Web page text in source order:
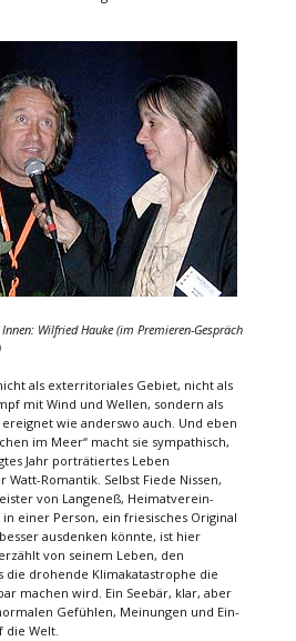
Wilfried Hauke (im Premieren-Gespräch
als exterritoriales Gebiet, nicht als
mit Wind und Wellen, sondern als
wie anderswo auch. Und eben
im Meer“ macht sie sympathisch,
Jahr porträtiertes Leben
Romantik. Selbst Fiede Nissen,
von Langeneß, Heimatverein-
einer Person, ein friesisches Original
ausdenken könnte, ist hier
von seinem Leben, den
die drohende Klimakatastrophe die
machen wird. Ein Seebär, klar, aber
Gefühlen, Meinungen und Ein-
die Welt.